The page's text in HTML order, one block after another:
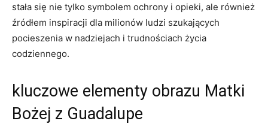
stała się nie tylko symbolem ochrony i opieki, ale również
źródłem inspiracji dla milionów ludzi szukających
pocieszenia w⁢ nadziejach i trudnościach życia
codziennego.
kluczowe elementy obrazu Matki
Bożej z Guadalupe